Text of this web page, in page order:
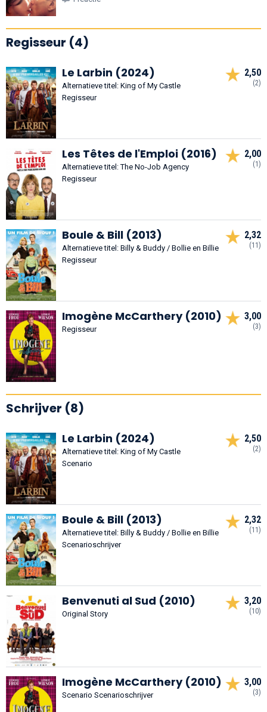
Regisseur (4)
Le Larbin (2024)
Alternatieve titel: King of My Castle
Regisseur
2,50
(2)
Les Têtes de l'Emploi (2016)
Alternatieve titel: The No-Job Agency
Regisseur
2,00
(1)
Boule & Bill (2013)
Alternatieve titel: Billy & Buddy / Bollie en Billie
Regisseur
2,32
(11)
Imogène McCarthery (2010)
Regisseur
3,00
(3)
Schrijver (8)
Le Larbin (2024)
Alternatieve titel: King of My Castle
Scenario
2,50
(2)
Boule & Bill (2013)
Alternatieve titel: Billy & Buddy / Bollie en Billie
Scenarioschrijver
2,32
(11)
Benvenuti al Sud (2010)
Original Story
3,20
(10)
Imogène McCarthery (2010)
Scenario Scenarioschrijver
3,00
(3)